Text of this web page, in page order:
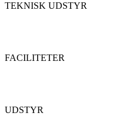
TEKNISK UDSTYR
FACILITETER
UDSTYR